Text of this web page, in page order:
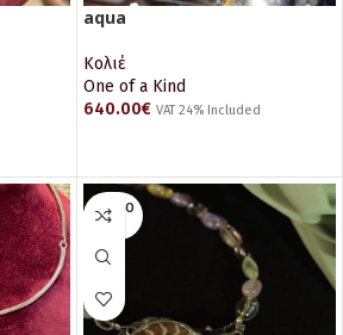
aqua
Κολιέ
One of a Kind
640.00€ VAT 24% Included
SOLD O
UT